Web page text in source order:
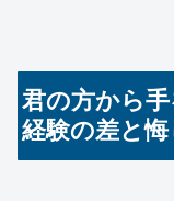
君の方から
経験の差と悔